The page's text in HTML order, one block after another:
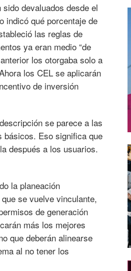
devaluados desde el
indicó qué porcentaje de
las reglas de
ya eran medio “de
los otorgaba solo a
los CEL se aplicarán
de inversión
se parece a las
Eso significa que
después a los usuarios.
la planeación
se vuelve vinculante,
de generación
más los mejores
que deberán alinearse
al no tener los